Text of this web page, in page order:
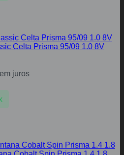
Celta Prisma 95/09 1.0 8V
juros